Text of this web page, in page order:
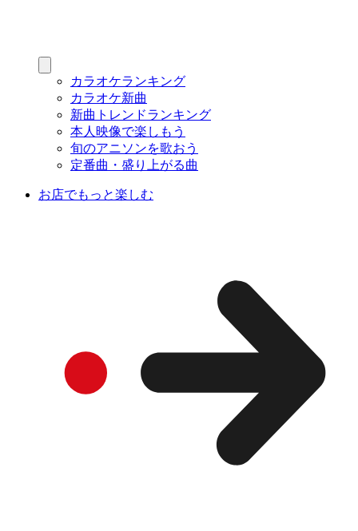
カラオケランキング
カラオケ新曲
新曲トレンドランキング
本人映像で楽しもう
旬のアニソンを歌おう
定番曲・盛り上がる曲
お店でもっと楽しむ